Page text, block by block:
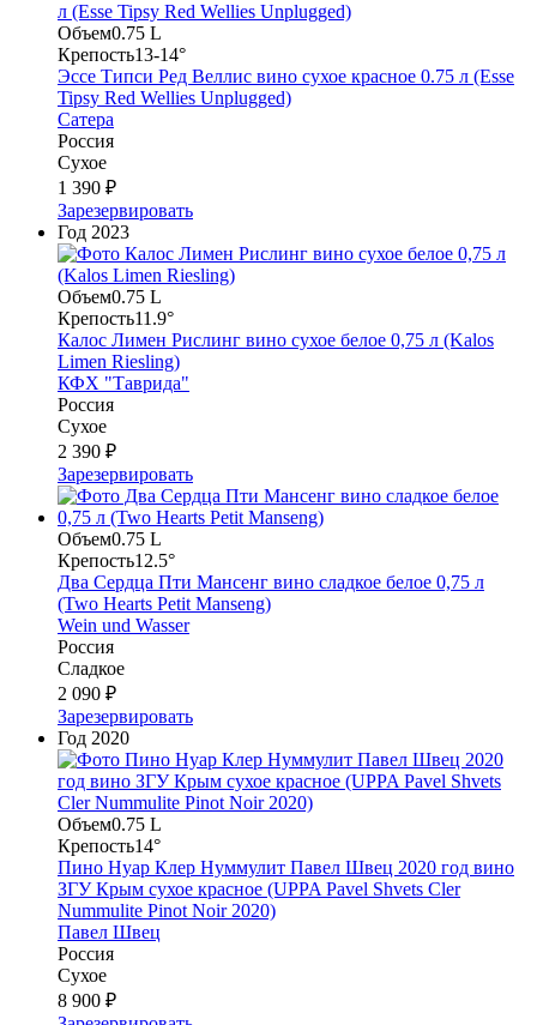
Объем0.75 L
Крепость13-14°
Эссе Типси Ред Веллис вино сухое красное 0.75 л (Esse
Tipsy Red Wellies Unplugged)
Сатера
Россия
Сухое
1 390 ₽
Зарезервировать
Год 2023
Объем0.75 L
Крепость11.9°
Калос Лимен Рислинг вино сухое белое 0,75 л (Kalos
Limen Riesling)
КФХ "Таврида"
Россия
Сухое
2 390 ₽
Зарезервировать
Объем0.75 L
Крепость12.5°
Два Сердца Пти Мансенг вино сладкое белое 0,75 л
(Two Hearts Petit Manseng)
Wein und Wasser
Россия
Сладкое
2 090 ₽
Зарезервировать
Год 2020
Объем0.75 L
Крепость14°
Пино Нуар Клер Нуммулит Павел Швец 2020 год вино
ЗГУ Крым сухое красное (UPPA Pavel Shvets Cler
Nummulite Pinot Noir 2020)
Павел Швец
Россия
Сухое
8 900 ₽